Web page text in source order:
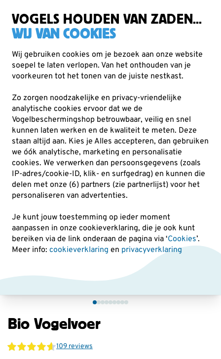
VOGELS HOUDEN VAN ZADEN...
WIJ VAN COOKIES
Wij gebruiken cookies om je bezoek aan onze website
soepel te laten verlopen. Van het onthouden van je
voorkeuren tot het tonen van de juiste nestkast.
Zo zorgen noodzakelijke en privacy-vriendelijke
analytische cookies ervoor dat we de
Vogelbeschermingshop betrouwbaar, veilig en snel
kunnen laten werken en de kwaliteit te meten. Deze
staan altijd aan. Kies je Alles accepteren, dan gebruiken
we óók analytische, marketing en personalisatie
cookies. We verwerken dan persoonsgegevens (zoals
IP-adres/cookie-ID, klik- en surfgedrag) en kunnen die
delen met onze (6) partners (zie partnerlijst) voor het
personaliseren van advertenties.
Je kunt jouw toestemming op ieder moment
aanpassen in onze cookieverklaring, die je ook kunt
bereiken via de link onderaan de pagina via ‘Cookies’.
Meer info: cookieverklaring en privacyverklaring
Vogelvoer Zadenmixen
Bio Vogelvoer
109 reviews